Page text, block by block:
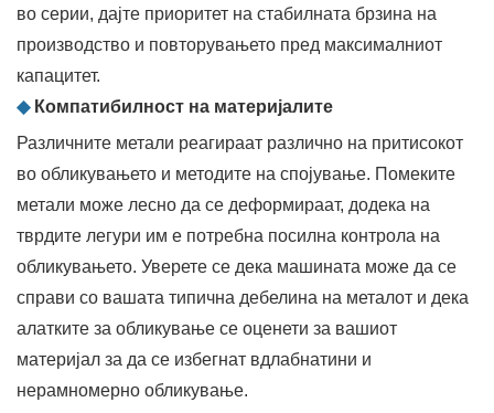
во серии, дајте приоритет на стабилната брзина на
производство и повторувањето пред максималниот
капацитет.
◆Компатибилност на материјалите
Различните метали реагираат различно на притисокот
во обликувањето и методите на спојување. Помеките
метали може лесно да се деформираат, додека на
тврдите легури им е потребна посилна контрола на
обликувањето. Уверете се дека машината може да се
справи со вашата типична дебелина на металот и дека
алатките за обликување се оценети за вашиот
материјал за да се избегнат вдлабнатини и
нерамномерно обликување.